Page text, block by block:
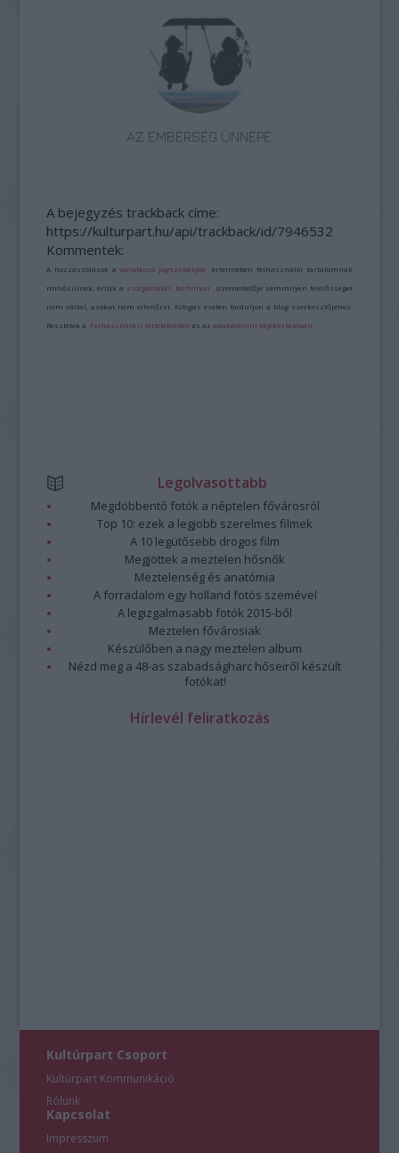
AZ EMBERSÉG ÜNNEPE
A bejegyzés trackback címe:
https://kulturpart.hu/api/trackback/id/7946532
Kommentek:
A hozzászólások avonatkozó jogszabályok értelmében felhasználói tartalomnak
minősülnek, értük a szolgáltatás technikai üzemeltetője semmilyen felelősséget
nem vállal, azokat nem ellenőrzi. Kifogás esetén forduljon a blog szerkesztőjéhez.
Részletek a Felhasználási feltételekben és azadatvédelmi tájékoztatóban
Legolvasottabb
Megdöbbentő fotók a néptelen fővárosról
Top 10: ezek a legjobb szerelmes filmek
A 10 legütősebb drogos film
Megjöttek a meztelen hősnők
Meztelenség és anatómia
A forradalom egy holland fotós szemével
A legizgalmasabb fotók 2015-ből
Meztelen fővárosiak
Készülőben a nagy meztelen album
Nézd meg a 48-as szabadságharc hőseiről készült
fotókat!
Hírlevél feliratkozás
Kultúrpart Csoport
Kultúrpart Kommunikáció
Rólunk
Kapcsolat
Impresszum